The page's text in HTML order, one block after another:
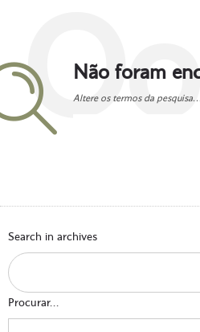
Não foram
Altere os termos da pesquisa...
Search in archives
Procurar...
Search